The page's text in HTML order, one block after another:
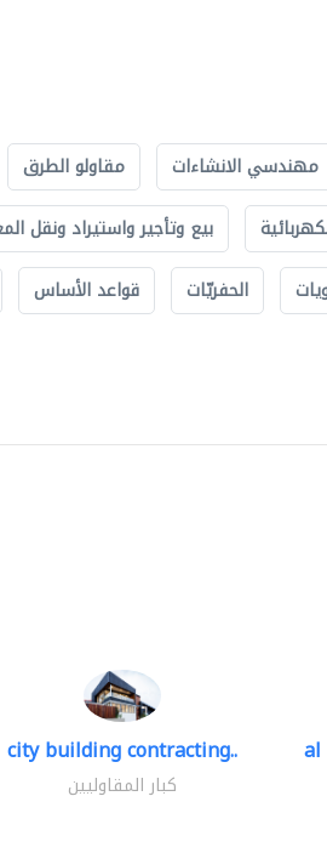
مهندسي الانشاءات مقاولو الطرق
بيع وتأجير واستيراد ونقل
الحفريّات قواعد الأساس
city building contracting..
كبار المقاوليين
al